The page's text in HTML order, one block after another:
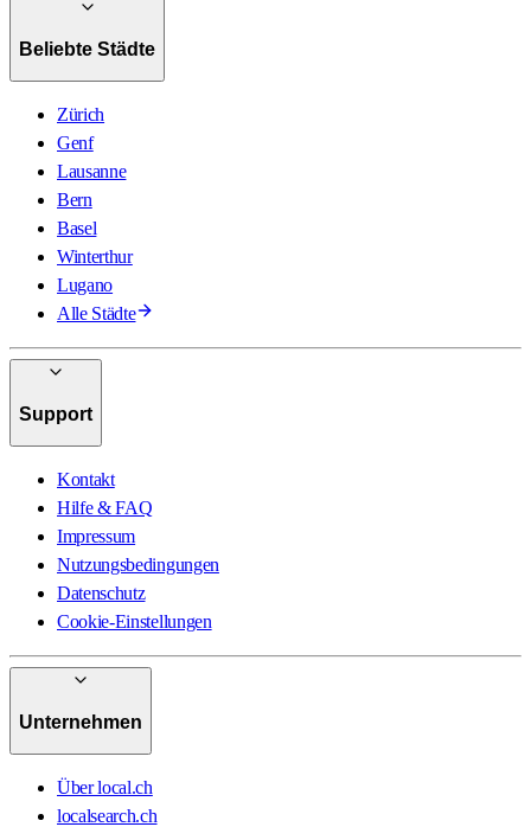
Beliebte Städte
Zürich
Genf
Lausanne
Bern
Basel
Winterthur
Lugano
Alle Städte
Support
Kontakt
Hilfe & FAQ
Impressum
Nutzungsbedingungen
Datenschutz
Cookie-Einstellungen
Unternehmen
Über local.ch
localsearch.ch